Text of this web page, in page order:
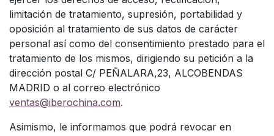
limitación de tratamiento, supresión, portabilidad y
oposición al tratamiento de sus datos de carácter
personal así como del consentimiento prestado para el
tratamiento de los mismos, dirigiendo su petición a la
dirección postal C/ PEÑALARA,23, ALCOBENDAS
MADRID o al correo electrónico
ventas@iberochina.com.
Asimismo, le informamos que podrá revocar en